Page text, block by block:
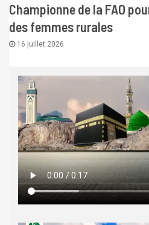
Championne de la FAO
des femmes rurales
16 juillet 2026